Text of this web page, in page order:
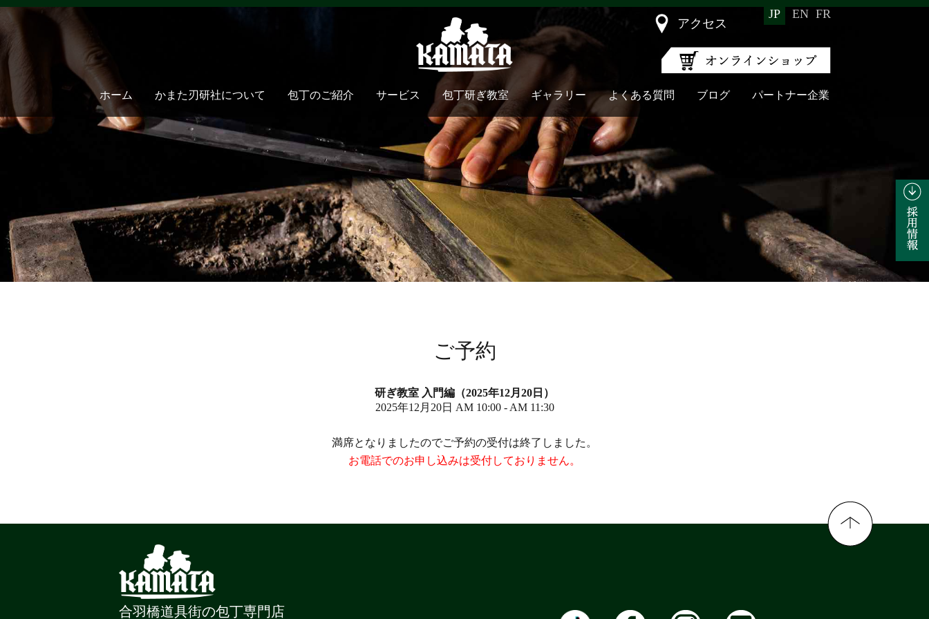
EN FR
JP
ホーム かまた刃研社について 包丁のご紹介 サービス 包丁研ぎ教室 ギャラリー よくある質問 ブログ パートナー企業
アクセス
ご予約
研ぎ教室 入門編（2025年12月20日）
2025年12月20日 AM 10:00 - AM 11:30
満席となりましたのでご予約の受付は終了しました。
お電話でのお申し込みは受付しておりません。
合羽橋道具街の包丁専門店